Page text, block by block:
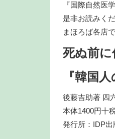
『国際自然医
是非お読みく
まほろば各店
死ぬ前
『韓国人
後藤吉助著 四
本体1400円十
発行所：IDP出